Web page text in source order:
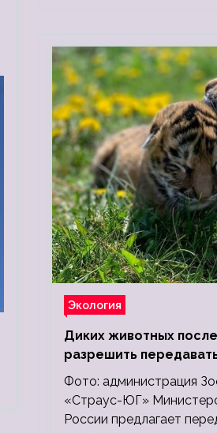
Экология
Диких животных после
разрешить
зоопарки
Фото: администрация
«Страус-ЮГ»
России предлагает